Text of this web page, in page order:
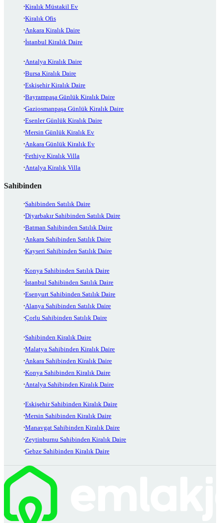
Kiralık Müstakil Ev
Kiralık Ofis
Ankara Kiralık Daire
İstanbul Kiralık Daire
Antalya Kiralık Daire
Bursa Kiralık Daire
Eskişehir Kiralık Daire
Bayrampaşa Günlük Kiralık Daire
Gaziosmanpaşa Günlük Kiralık Daire
Esenler Günlük Kiralık Daire
Mersin Günlük Kiralık Ev
Ankara Günlük Kiralık Ev
Fethiye Kiralık Villa
Antalya Kiralık Villa
Sahibinden
Sahibinden Satılık Daire
Diyarbakır Sahibinden Satılık Daire
Batman Sahibinden Satılık Daire
Ankara Sahibinden Satılık Daire
Kayseri Sahibinden Satılık Daire
Konya Sahibinden Satılık Daire
İstanbul Sahibinden Satılık Daire
Esenyurt Sahibinden Satılık Daire
Alanya Sahibinden Satılık Daire
Çorlu Sahibinden Satılık Daire
Sahibinden Kiralık Daire
Malatya Sahibinden Kiralık Daire
Ankara Sahibinden Kiralık Daire
Konya Sahibinden Kiralık Daire
Antalya Sahibinden Kiralık Daire
Eskişehir Sahibinden Kiralık Daire
Mersin Sahibinden Kiralık Daire
Manavgat Sahibinden Kiralık Daire
Zeytinburnu Sahibinden Kiralık Daire
Gebze Sahibinden Kiralık Daire